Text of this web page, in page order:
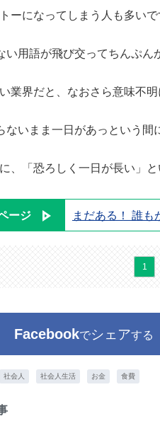
ーになってしまう人も多いで
い用語が飛び交ってちんぷん
業界だと、なおさら意味不明
ないまま一日があっという間
、「恐ろしく一日が長い」と
ージ まだある！ 誰も
1
Facebookでシェアする
社会人 社会人生活 お金 食費